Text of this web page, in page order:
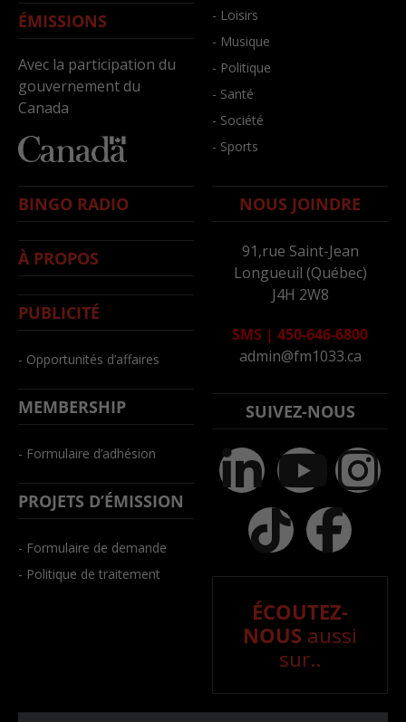
ÉMISSIONS
Avec la participation du
gouvernement du
Canada
- Loisirs
- Musique
- Politique
- Santé
- Société
- Sports
BINGO RADIO
À PROPOS
PUBLICITÉ
- Opportunités d’affaires
MEMBERSHIP
- Formulaire d’adhésion
PROJETS D’ÉMISSION
- Formulaire de demande
- Politique de traitement
NOUS JOINDRE
91,rue Saint-Jean
Longueuil (Québec)
J4H 2W8
SMS | 450-646-6800
admin@fm1033.ca
SUIVEZ-NOUS
ÉCOUTEZ-
NOUS aussi
sur..